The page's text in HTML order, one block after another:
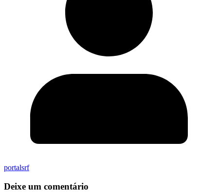
portalsrf
Deixe um comentário